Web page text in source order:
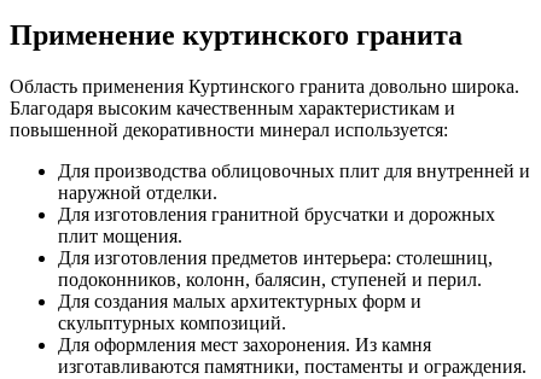
Применение куртинского гранита
Область применения Куртинского гранита довольно широка.
Благодаря высоким качественным характеристикам и
повышенной декоративности минерал используется:
Для производства облицовочных плит для внутренней и
наружной отделки.
Для изготовления гранитной брусчатки и дорожных
плит мощения.
Для изготовления предметов интерьера: столешниц,
подоконников, колонн, балясин, ступеней и перил.
Для создания малых архитектурных форм и
скульптурных композиций.
Для оформления мест захоронения. Из камня
изготавливаются памятники, постаменты и ограждения.